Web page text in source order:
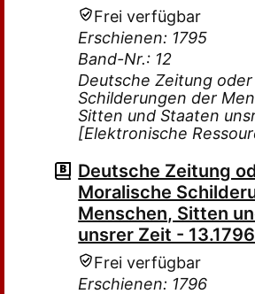
Frei verfügbar
Erschienen: 1795
Band-Nr.: 12
Deutsche Zeitung
Schilderungen der
Sitten und Staaten
[Elektronische
Deutsche Zeitung
Moralische
Menschen, Sitten
unsrer Zeit - 13.1796
Frei verfügbar
Erschienen: 1796